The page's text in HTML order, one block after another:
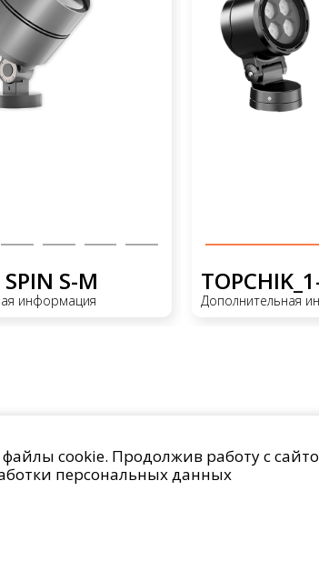
S-M
информация Дополнительная
cookie. Продолжив работу с
персональных данных